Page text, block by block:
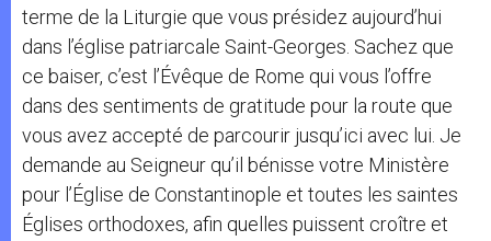
terme de la Liturgie que vous présidez aujourd’hui
dans l’église patriarcale Saint-Georges. Sachez que
ce baiser, c’est l’Évêque de Rome qui vous l’offre
dans des sentiments de gratitude pour la route que
vous avez accepté de parcourir jusqu’ici avec lui. Je
demande au Seigneur qu’il bénisse votre Ministère
pour l’Église de Constantinople et toutes les saintes
Églises orthodoxes, afin quelles puissent croître et